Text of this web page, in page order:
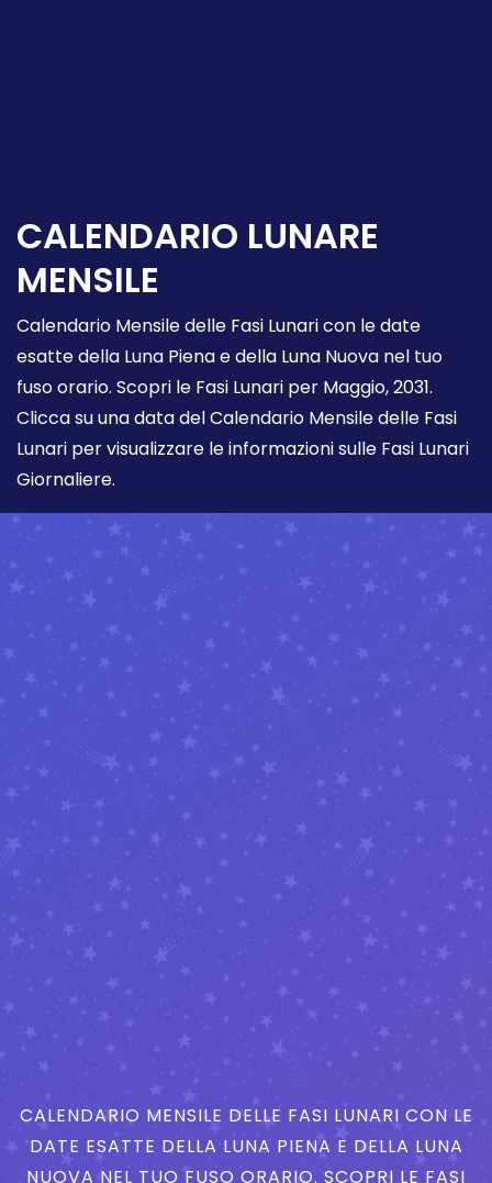
CALENDARIO LUNARE
MENSILE
Calendario Mensile delle Fasi Lunari con le date
esatte della Luna Piena e della Luna Nuova nel tuo
fuso orario. Scopri le Fasi Lunari per Maggio, 2031.
Clicca su una data del Calendario Mensile delle Fasi
Lunari per visualizzare le informazioni sulle Fasi Lunari
Giornaliere.
CALENDARIO MENSILE DELLE FASI LUNARI CON LE
DATE ESATTE DELLA LUNA PIENA E DELLA LUNA
NUOVA NEL TUO FUSO ORARIO. SCOPRI LE FASI